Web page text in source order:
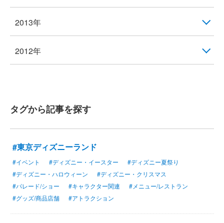
2013年
2012年
タグから記事を探す
#東京ディズニーランド
#イベント #ディズニー・イースター
#ディズニー夏祭り
#ディズニー・ハロウィーン
#ディズニー・クリスマス
#パレード/ショー
#キャラクター関連
#メニュー/レストラン
#グッズ/商品店舗
#アトラクション